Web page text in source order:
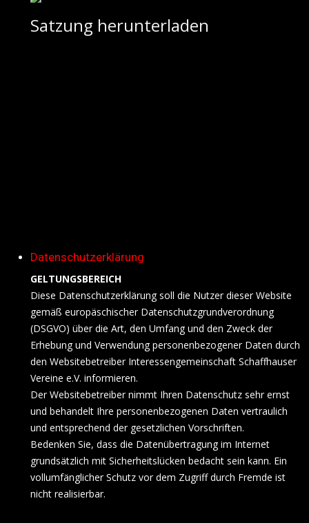
Satzung herunterladen
Datenschutzerklärung
GELTUNGSBEREICH
Diese Datenschutzerklärung soll die Nutzer dieser Website
gemäß europäschischer Datenschutzgrundverordnung
(DSGVO) über die Art, den Umfang und den Zweck der
Erhebung und Verwendung personenbezogener Daten durch
den Websitebetreiber Interessengemeinschaft Schaffhauser
Vereine e.V. informieren.
Der Websitebetreiber nimmt Ihren Datenschutz sehr ernst
und behandelt Ihre personenbezogenen Daten vertraulich
und entsprechend der gesetzlichen Vorschriften.
Bedenken Sie, dass die Datenübertragung im Internet
grundsätzlich mit Sicherheitslücken bedacht sein kann. Ein
vollumfänglicher Schutz vor dem Zugriff durch Fremde ist
nicht realisierbar.